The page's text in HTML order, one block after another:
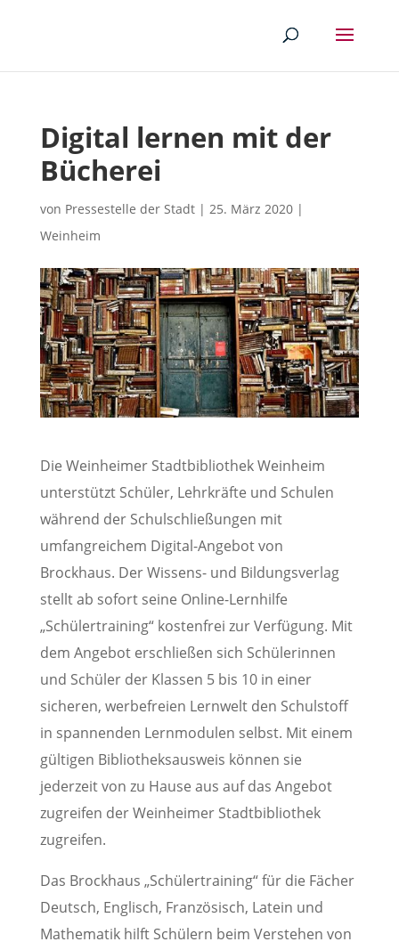
Digital lernen mit der
Bücherei
von Pressestelle der Stadt| 25. März 2020|
Weinheim
Die Weinheimer Stadtbibliothek Weinheim
unterstützt Schüler, Lehrkräfte und Schulen
während der Schulschließungen mit
umfangreichem Digital-Angebot von
Brockhaus. Der Wissens- und Bildungsverlag
stellt ab sofort seine Online-Lernhilfe
„Schülertraining“ kostenfrei zur Verfügung. Mit
dem Angebot erschließen sich Schülerinnen
und Schüler der Klassen 5 bis 10 in einer
sicheren, werbefreien Lernwelt den Schulstoff
in spannenden Lernmodulen selbst. Mit einem
gültigen Bibliotheksausweis können sie
jederzeit von zu Hause aus auf das Angebot
zugreifen der Weinheimer Stadtbibliothek
zugreifen.
Das Brockhaus „Schülertraining“ für die Fächer
Deutsch, Englisch, Französisch, Latein und
Mathematik hilft Schülern beim Verstehen von